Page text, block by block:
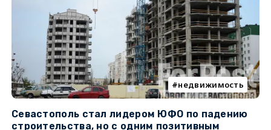
недвижимость
Севастополь стал лидером ЮФО по падению
строительства, но с одним позитивным